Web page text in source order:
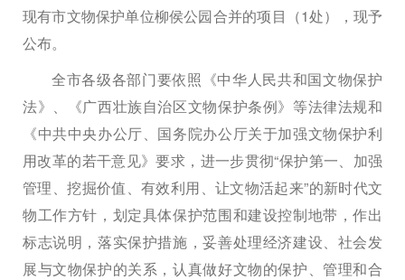
现有市文物保护单位柳侯公园合并的项目（1处），现予
公布。
全市各级各部门要依照《中华人民共和国文物保护
法》、《广西壮族自治区文物保护条例》等法律法规和
《中共中央办公厅、国务院办公厅关于加强文物保护利
用改革的若干意见》要求，进一步贯彻“保护第一、加强
管理、挖掘价值、有效利用、让文物活起来”的新时代文
物工作方针，划定具体保护范围和建设控制地带，作出
标志说明，落实保护措施，妥善处理经济建设、社会发
展与文物保护的关系，认真做好文物的保护、管理和合